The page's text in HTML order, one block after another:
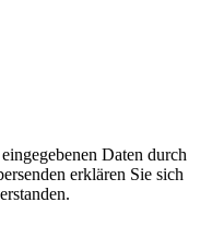
Daten durch
erklären Sie sich